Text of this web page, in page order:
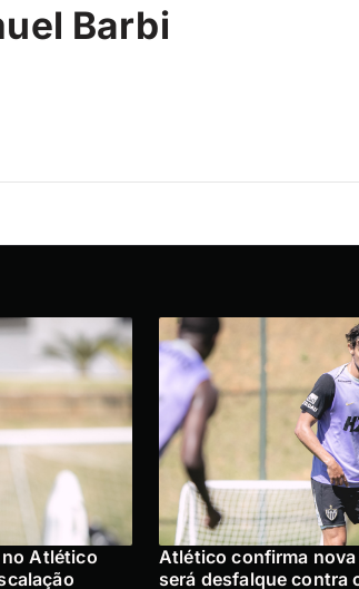
Barbi
Atlético
Atlético confirma
será desfalque contra